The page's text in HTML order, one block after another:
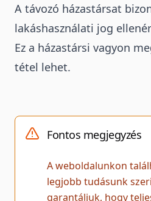
A távozó házastársat
lakáshasználati jog
Ez a házastársi vagyon
tétel lehet.
Fontos megjegyzés
A weboldalunkon
legjobb tudásunk
garantáljuk, hogy